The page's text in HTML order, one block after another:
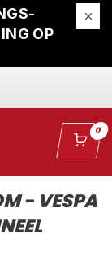
OP
0
- VESPA